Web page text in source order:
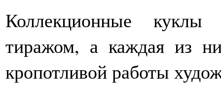
Коллекционные куклы
тиражом, а каждая из
кропотливой работы